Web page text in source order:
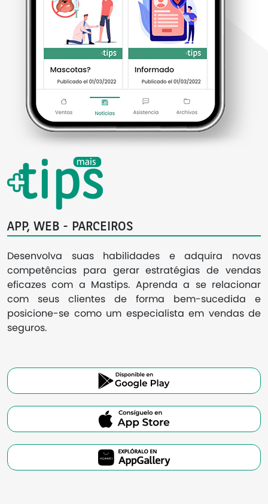
APP, WEB - PARCEIROS
Desenvolva suas habilidades e adquira novas
competências para gerar estratégias de vendas
eficazes com a Mastips. Aprenda a se relacionar
com seus clientes de forma bem-sucedida e
posicione-se como um especialista em vendas de
seguros.